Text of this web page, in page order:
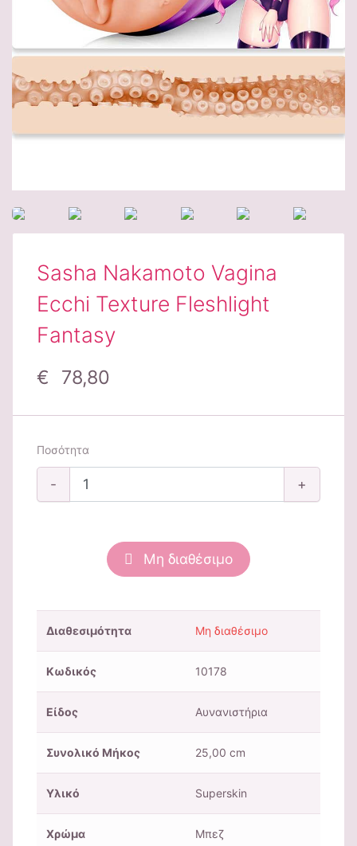
Sasha Nakamoto Vagina
Ecchi Texture Fleshlight
Fantasy
€ 78,80
Ποσότητα
- +
Μη διαθέσιμο
Διαθεσιμότητα Μη διαθέσιμο
Κωδικός 10178
Είδος Αυνανιστήρια
Συνολικό Μήκος 25,00 cm
Υλικό Superskin
Χρώμα Μπεζ